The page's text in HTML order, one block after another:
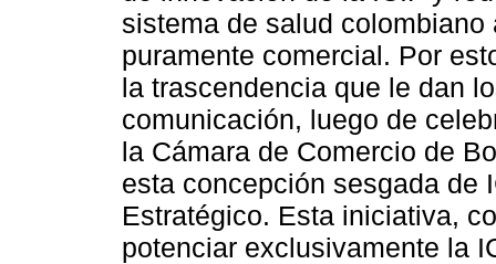
sistema de salud
puramente comercial. Por
la trascendencia que le dan
comunicación, luego de
la Cámara de Comercio de
esta concepción sesgada de
Estratégico. Esta iniciativa,
potenciar exclusivamente la